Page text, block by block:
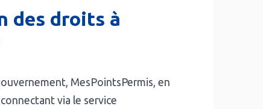
des droits à
MesPointsPermis, en
via le service